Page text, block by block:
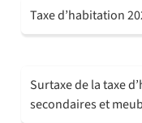
Taxe d’habitation
Surtaxe de la taxe
secondaires et